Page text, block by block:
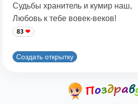
Судьбы хранитель и кумир наш,
Любовь к тебе вовек-веков!
83
Создать открытку